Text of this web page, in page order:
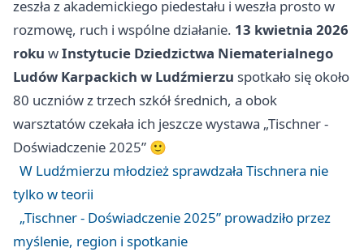
zeszła z akademickiego piedestału i weszła prosto w
rozmowę, ruch i wspólne działanie. 13 kwietnia 2026
roku wInstytucie Dziedzictwa Niematerialnego
Ludów Karpackich w Ludźmierzu spotkało się około
80 uczniów z trzech szkół średnich, a obok
warsztatów czekała ich jeszcze wystawa „Tischner -
Doświadczenie 2025” 🙂
W Ludźmierzu młodzież sprawdzała Tischnera nie
tylko w teorii
„Tischner - Doświadczenie 2025” prowadziło przez
myślenie, region i spotkanie